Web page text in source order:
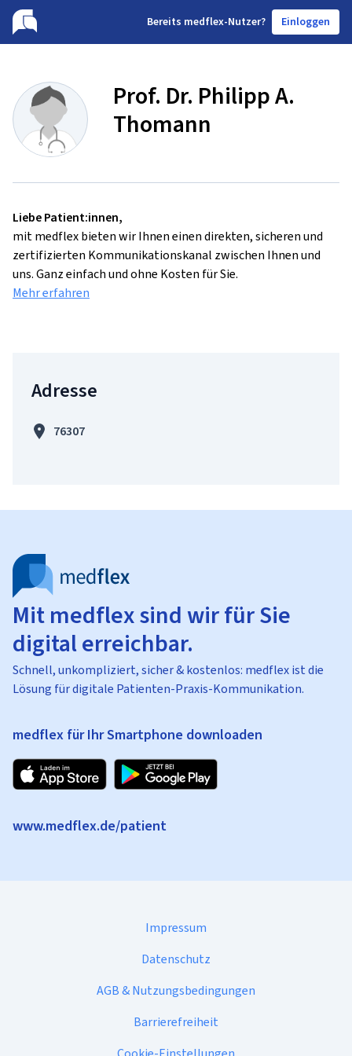
Bereits medflex-Nutzer? Einloggen
Prof. Dr. Philipp A.
Thomann
Liebe Patient:innen,
mit medflex bieten wir Ihnen einen direkten, sicheren und
zertifizierten Kommunikationskanal zwischen Ihnen und
uns. Ganz einfach und ohne Kosten für Sie.
Mehr erfahren
Adresse
76307
Mit medflex sind wir für Sie
digital erreichbar.
Schnell, unkompliziert, sicher & kostenlos: medflex ist die
Lösung für digitale Patienten-Praxis-Kommunikation.
medflex für Ihr Smartphone downloaden
www.medflex.de/patient
Impressum
Datenschutz
AGB & Nutzungsbedingungen
Barrierefreiheit